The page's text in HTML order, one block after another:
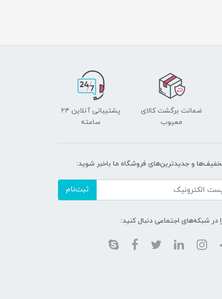
ضمانت برگشت کالای
معیوب
پشتیبانی آنلاین ۲۴
ساعته
و جدیدترین‌های فروشگاه ما باخبر شوید:
ثبت‌نام
در شبکه‌های اجتماعی دنبال کنید: